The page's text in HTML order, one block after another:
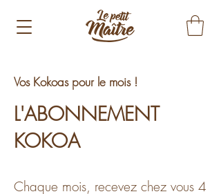
Vos Kokoas pour le mois !​
L'ABONNEMENT
KOKOA
Chaque mois, recevez chez vous 4